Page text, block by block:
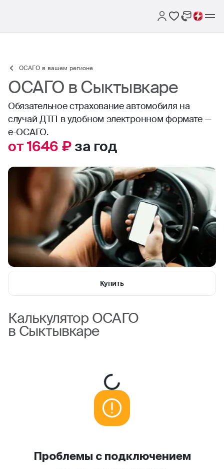
ОСАГО в вашем регионе
ОСАГО в Сыктывкаре
Обязательное страхование автомобиля на
случай ДТП в удобном электронном формате —
е-ОСАГО.
от 1646 ₽за год
Купить
Калькулятор ОСАГО
в Сыктывкаре